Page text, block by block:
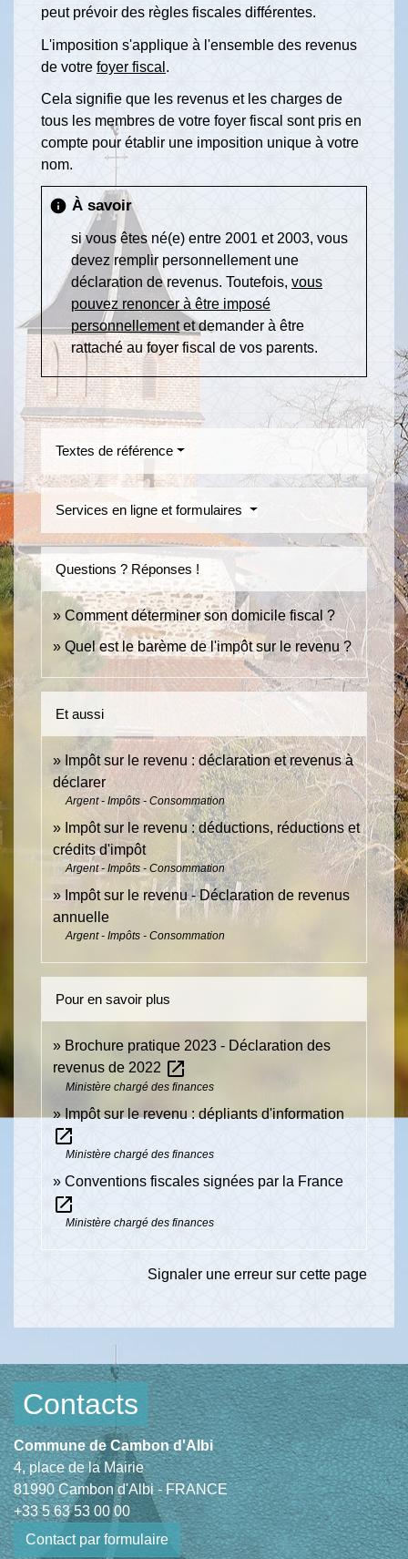
peut prévoir des règles fiscales différentes.
L'imposition s'applique à l'ensemble des revenus
de votre foyer fiscal .
Cela signifie que les revenus et les charges de
tous les membres de votre foyer fiscal sont pris en
compte pour établir une imposition unique à votre
nom.
info À savoir
si vous êtes né(e) entre 2001 et 2003, vous
devez remplir personnellement une
déclaration de revenus. Toutefois, vous
pouvez renoncer à être imposé
personnellementet demander à être
rattaché au foyer fiscal de vos parents.
Textes de référence
Services en ligne et formulaires
Questions ? Réponses !
Comment déterminer son domicile fiscal ?
Quel est le barème de l'impôt sur le revenu ?
Et aussi
Impôt sur le revenu : déclaration et revenus à
déclarer
Argent - Impôts - Consommation
Impôt sur le revenu : déductions, réductions et
crédits d'impôt
Argent - Impôts - Consommation
Impôt sur le revenu - Déclaration de revenus
annuelle
Argent - Impôts - Consommation
Pour en savoir plus
Brochure pratique 2023 - Déclaration des
revenus de 2022 open_in_new
Ministère chargé des finances
Impôt sur le revenu : dépliants d'information
open_in_new
Ministère chargé des finances
Conventions fiscales signées par la France
open_in_new
Ministère chargé des finances
Signaler une erreur sur cette page
Contacts
Commune de Cambon d'Albi
4, place de la Mairie
81990 Cambon d'Albi - FRANCE
+33 5 63 53 00 00
Contact par formulaire